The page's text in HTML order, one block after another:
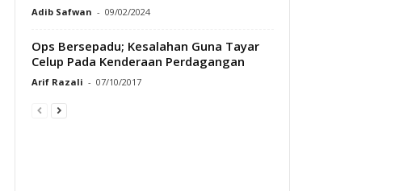
Adib Safwan - 09/02/2024
Ops Bersepadu; Kesalahan Guna Tayar
Celup Pada Kenderaan Perdagangan
Arif Razali - 07/10/2017